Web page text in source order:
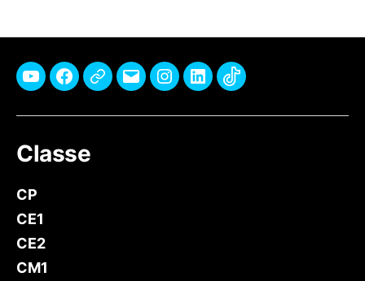
YoutubeFacebook
Pinterest
E-
Instagram
LinkedinTikTok
Classe
CP
CE1
CE2
CM1